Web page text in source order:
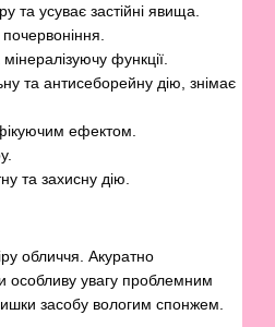
усуває застійні явища.
функції.
та антисеборейну дію, знімає
ефектом.
та захисну дію.
обличчя. Акуратно
особливу увагу проблемним
засобу вологим спонжем.